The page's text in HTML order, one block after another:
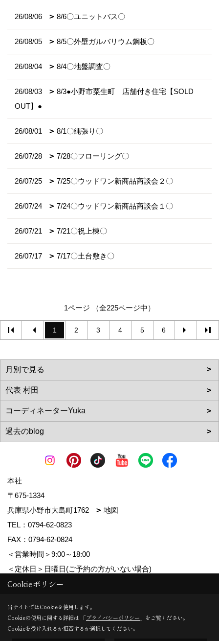
26/08/06 8/6〇ユニットバス〇
26/08/05 8/5〇外壁ガルバリウム鋼板〇
26/08/04 8/4〇地盤調査〇
26/08/03
8/3●小野市粟生町 店舗付き住宅【SOLD
OUT】●
26/08/01 8/1〇縄張り〇
26/07/28 7/28〇フローリング〇
26/07/25 7/25〇ウッドワン新商品商談会２〇
26/07/24 7/24〇ウッドワン新商品商談会１〇
26/07/21 7/21〇祝上棟〇
26/07/17 7/17〇土台敷き〇
1ページ （全225ページ中）
1 2 3 4 5 6
本社
〒675-1334
兵庫県小野市大島町1762
地図
TEL： 0794-62-0823
FAX：0794-62-0824
＜営業時間＞9:00～18:00
＜定休日＞日曜日(ご予約の方がいない場合)
Copyright (c) MDhomes. All Rights Reserved.
Produced byゴデスクリエイト
Cookieポリシー
当サイトではCookieを使用します。
Cookieの使用に関する詳細は 「プライバシーポリシー 」をご覧ください。
Cookieを受け入れるか拒否するか選択してください。